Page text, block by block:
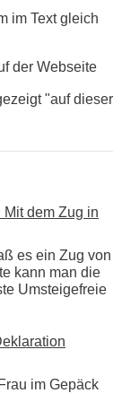
im Text gleich
der Webseite
"auf dieser
Mit dem Zug in
es ein Zug von
kann man die
Umsteigefreie
im Gepäck